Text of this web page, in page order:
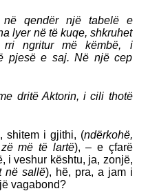
POR
I TIJ”
në qendër një tabelë e
lyer në të kuqe, shkruhet
rri ngritur më këmbë, i
pjesë e saj. Në një cep
dritë Aktorin, i cili thotë
shitem i gjithi, (ndërkohë,
më të lartë), – e çfarë
i veshur kështu, ja, zonjë,
në sallë), hë, pra, a jam i
vagabond?